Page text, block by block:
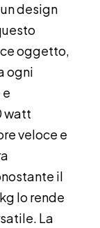
design
oggetto,
ogni
watt
veloce e
il
lo rende
La